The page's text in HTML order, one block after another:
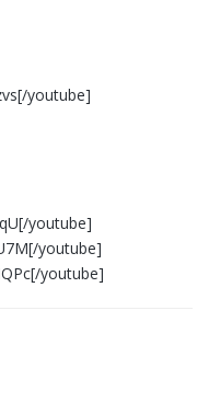
youtube]
youtube]
youtube]
youtube]